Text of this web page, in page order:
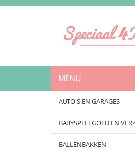
MENU
AUTO'S EN GARAGES
BABYSPEELGOED EN
BALLENBAKKEN